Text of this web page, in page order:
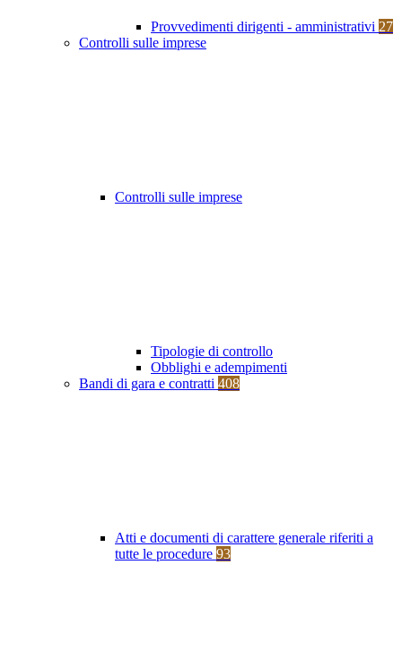
Provvedimenti dirigenti - amministrativi 27
Controlli sulle imprese
Controlli sulle imprese
Tipologie di controllo
Obblighi e adempimenti
Bandi di gara e contratti 408
Atti e documenti di carattere generale riferiti a
tutte le procedure 93